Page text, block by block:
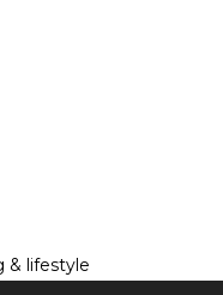
& lifestyle